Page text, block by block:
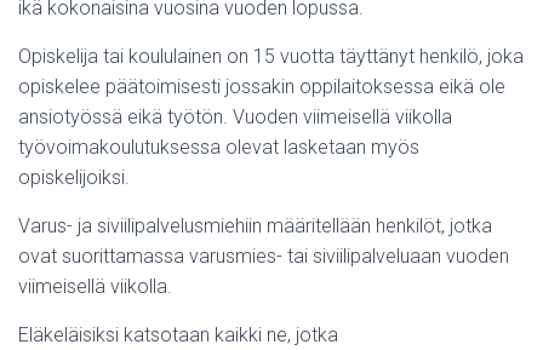
ikä kokonaisina vuosina vuoden lopussa.
Opiskelija tai koululainen on 15 vuotta täyttänyt henkilö, joka
opiskelee päätoimisesti jossakin oppilaitoksessa eikä ole
ansiotyössä eikä työtön. Vuoden viimeisellä viikolla
työvoimakoulutuksessa olevat lasketaan myös
opiskelijoiksi.
Varus- ja siviilipalvelusmiehiin määritellään henkilöt, jotka
ovat suorittamassa varusmies- tai siviilipalveluaan vuoden
viimeisellä viikolla.
Eläkeläisiksi katsotaan kaikki ne, jotka